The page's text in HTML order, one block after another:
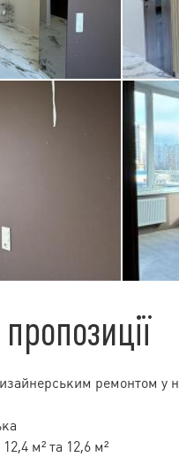
ремонтом у
м² та 12,6 м²